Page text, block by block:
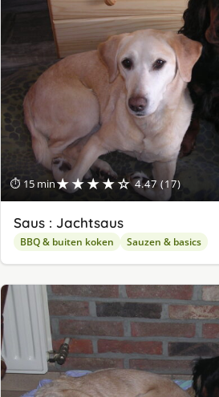
⏱ 15 min★★★★☆ 4.47 (17)
Saus : Jachtsaus
BBQ & buiten koken Sauzen & basics